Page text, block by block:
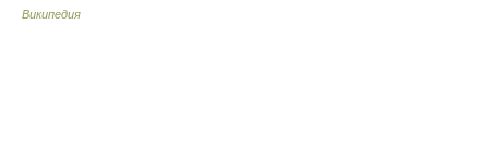
Википедия